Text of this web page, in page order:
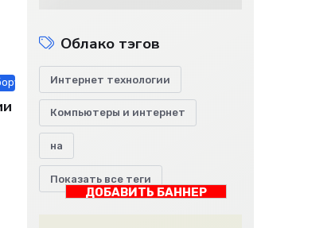
/ Работа и образование / Строй материалы / Товары
Облако тэгов
Интернет технологии
Компьютеры и интернет
на
Показать все теги
ДОБАВИТЬ БАННЕР